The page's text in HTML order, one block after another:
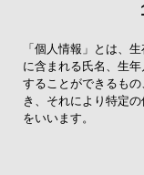
「個人情報」とは、
に含まれる氏名、生
することができるも
き、それにより特定
をいいます。